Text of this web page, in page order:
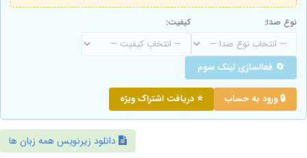
نوع صدا: کیفیت:
🔄 فعالسازی لینک سوم
🔒 ورود به حساب ⭐ دریافت اشتراک ویژه
دانلود زیرنویس همه زبان ها